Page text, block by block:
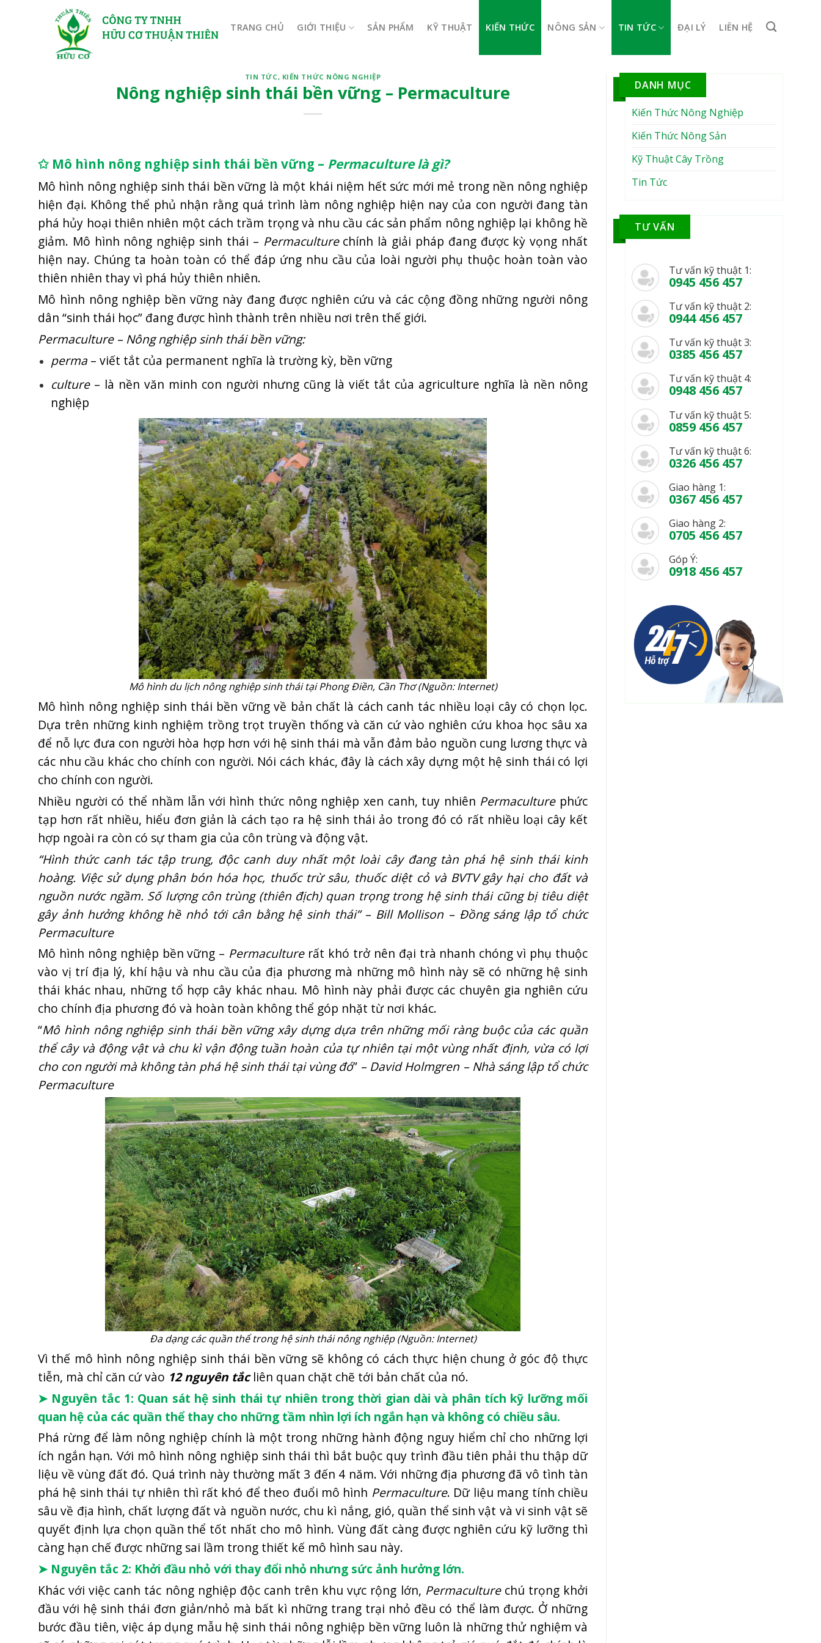
TRANG CHỦ GIỚI THIỆU SẢN PHẨM KỸ THUẬT KIẾN THỨC NÔNG SẢN TIN TỨC ĐẠI LÝ LIÊN HỆ
TIN TỨC, KIẾN THỨC NÔNG NGHIỆP
Nông nghiệp sinh thái bền vững – Permaculture
✩ Mô hình nông nghiệp sinh thái bền vững – Permaculture là gì?
Mô hình nông nghiệp sinh thái bền vững là một khái niệm hết sức mới mẻ trong nền nông nghiệp
hiện đại. Không thể phủ nhận rằng quá trình làm nông nghiệp hiện nay của con người đang tàn
phá hủy hoại thiên nhiên một cách trầm trọng và nhu cầu các sản phẩm nông nghiệp lại không hề
giảm. Mô hình nông nghiệp sinh thái – Permaculturechính là giải pháp đang được kỳ vọng nhất
hiện nay. Chúng ta hoàn toàn có thể đáp ứng nhu cầu của loài người phụ thuộc hoàn toàn vào
thiên nhiên thay vì phá hủy thiên nhiên.
Mô hình nông nghiệp bền vững này đang được nghiên cứu và các cộng đồng những người nông
dân “sinh thái học” đang được hình thành trên nhiều nơi trên thế giới.
Permaculture – Nông nghiệp sinh thái bền vững:
perma– viết tắt của permanent nghĩa là trường kỳ, bền vững
culture– là nền văn minh con người nhưng cũng là viết tắt của agriculture nghĩa là nền nông
nghiệp
Mô hình du lịch nông nghiệp sinh thái tại Phong Điền, Cần Thơ (Nguồn: Internet)
Mô hình nông nghiệp sinh thái bền vững về bản chất là cách canh tác nhiều loại cây có chọn lọc.
Dựa trên những kinh nghiệm trồng trọt truyền thống và căn cứ vào nghiên cứu khoa học sâu xa
để nỗ lực đưa con người hòa hợp hơn với hệ sinh thái mà vẫn đảm bảo nguồn cung lương thực và
các nhu cầu khác cho chính con người. Nói cách khác, đây là cách xây dựng một hệ sinh thái có lợi
cho chính con người.
Nhiều người có thể nhầm lẫn với hình thức nông nghiệp xen canh, tuy nhiên Permaculturephức
tạp hơn rất nhiều, hiểu đơn giản là cách tạo ra hệ sinh thái ảo trong đó có rất nhiều loại cây kết
hợp ngoài ra còn có sự tham gia của côn trùng và động vật.
“Hình thức canh tác tập trung, độc canh duy nhất một loài cây đang tàn phá hệ sinh thái kinh
hoàng. Việc sử dụng phân bón hóa học, thuốc trừ sâu, thuốc diệt cỏ và BVTV gây hại cho đất và
nguồn nước ngầm. Số lượng côn trùng (thiên địch) quan trọng trong hệ sinh thái cũng bị tiêu diệt
gây ảnh hưởng không hề nhỏ tới cân bằng hệ sinh thái” – Bill Mollison – Đồng sáng lập tổ chức
Permaculture
Mô hình nông nghiệp bền vững – Permaculturerất khó trở nên đại trà nhanh chóng vì phụ thuộc
vào vị trí địa lý, khí hậu và nhu cầu của địa phương mà những mô hình này sẽ có những hệ sinh
thái khác nhau, những tổ hợp cây khác nhau. Mô hình này phải được các chuyên gia nghiên cứu
cho chính địa phương đó và hoàn toàn không thể góp nhặt từ nơi khác.
“Mô hình nông nghiệp sinh thái bền vững xây dựng dựa trên những mối ràng buộc của các quần
thể cây và động vật và chu kì vận động tuần hoàn của tự nhiên tại một vùng nhất định, vừa có lợi
cho con người mà không tàn phá hệ sinh thái tại vùng đó” – David Holmgren – Nhà sáng lập tổ chức
Permaculture
Đa dạng các quần thể trong hệ sinh thái nông nghiệp (Nguồn: Internet)
Vì thế mô hình nông nghiệp sinh thái bền vững sẽ không có cách thực hiện chung ở góc độ thực
tiễn, mà chỉ căn cứ vào 12 nguyên tắcliên quan chặt chẽ tới bản chất của nó.
➤ Nguyên tắc 1: Quan sát hệ sinh thái tự nhiên trong thời gian dài và phân tích kỹ lưỡng mối
quan hệ của các quần thể thay cho những tầm nhìn lợi ích ngắn hạn và không có chiều sâu.
Phá rừng để làm nông nghiệp chính là một trong những hành động nguy hiểm chỉ cho những lợi
ích ngắn hạn. Với mô hình nông nghiệp sinh thái thì bắt buộc quy trình đầu tiên phải thu thập dữ
liệu về vùng đất đó. Quá trình này thường mất 3 đến 4 năm. Với những địa phương đã vô tình tàn
phá hệ sinh thái tự nhiên thì rất khó để theo đuổi mô hình Permaculture. Dữ liệu mang tính chiều
sâu về địa hình, chất lượng đất và nguồn nước, chu kì nắng, gió, quần thể sinh vật và vi sinh vật sẽ
quyết định lựa chọn quần thể tốt nhất cho mô hình. Vùng đất càng được nghiên cứu kỹ lưỡng thì
càng hạn chế được những sai lầm trong thiết kế mô hình sau này.
➤ Nguyên tắc 2: Khởi đầu nhỏ với thay đổi nhỏ nhưng sức ảnh hưởng lớn.
Khác với việc canh tác nông nghiệp độc canh trên khu vực rộng lớn, Permaculturechú trọng khởi
đầu với hệ sinh thái đơn giản/nhỏ mà bất kì những trang trại nhỏ đều có thể làm được. Ở những
bước đầu tiên, việc áp dụng mẫu hệ sinh thái nông nghiệp bền vững luôn là những thử nghiệm và
DANH MỤC
Kiến Thức Nông Nghiệp
Kiến Thức Nông Sản
Kỹ Thuật Cây Trồng
Tin Tức
TƯ VẤN
Tư vấn kỹ thuật 1:
0945 456 457
Tư vấn kỹ thuật 2:
0944 456 457
Tư vấn kỹ thuật 3:
0385 456 457
Tư vấn kỹ thuật 4:
0948 456 457
Tư vấn kỹ thuật 5:
0859 456 457
Tư vấn kỹ thuật 6:
0326 456 457
Giao hàng 1:
0367 456 457
Giao hàng 2:
0705 456 457
Góp Ý:
0918 456 457